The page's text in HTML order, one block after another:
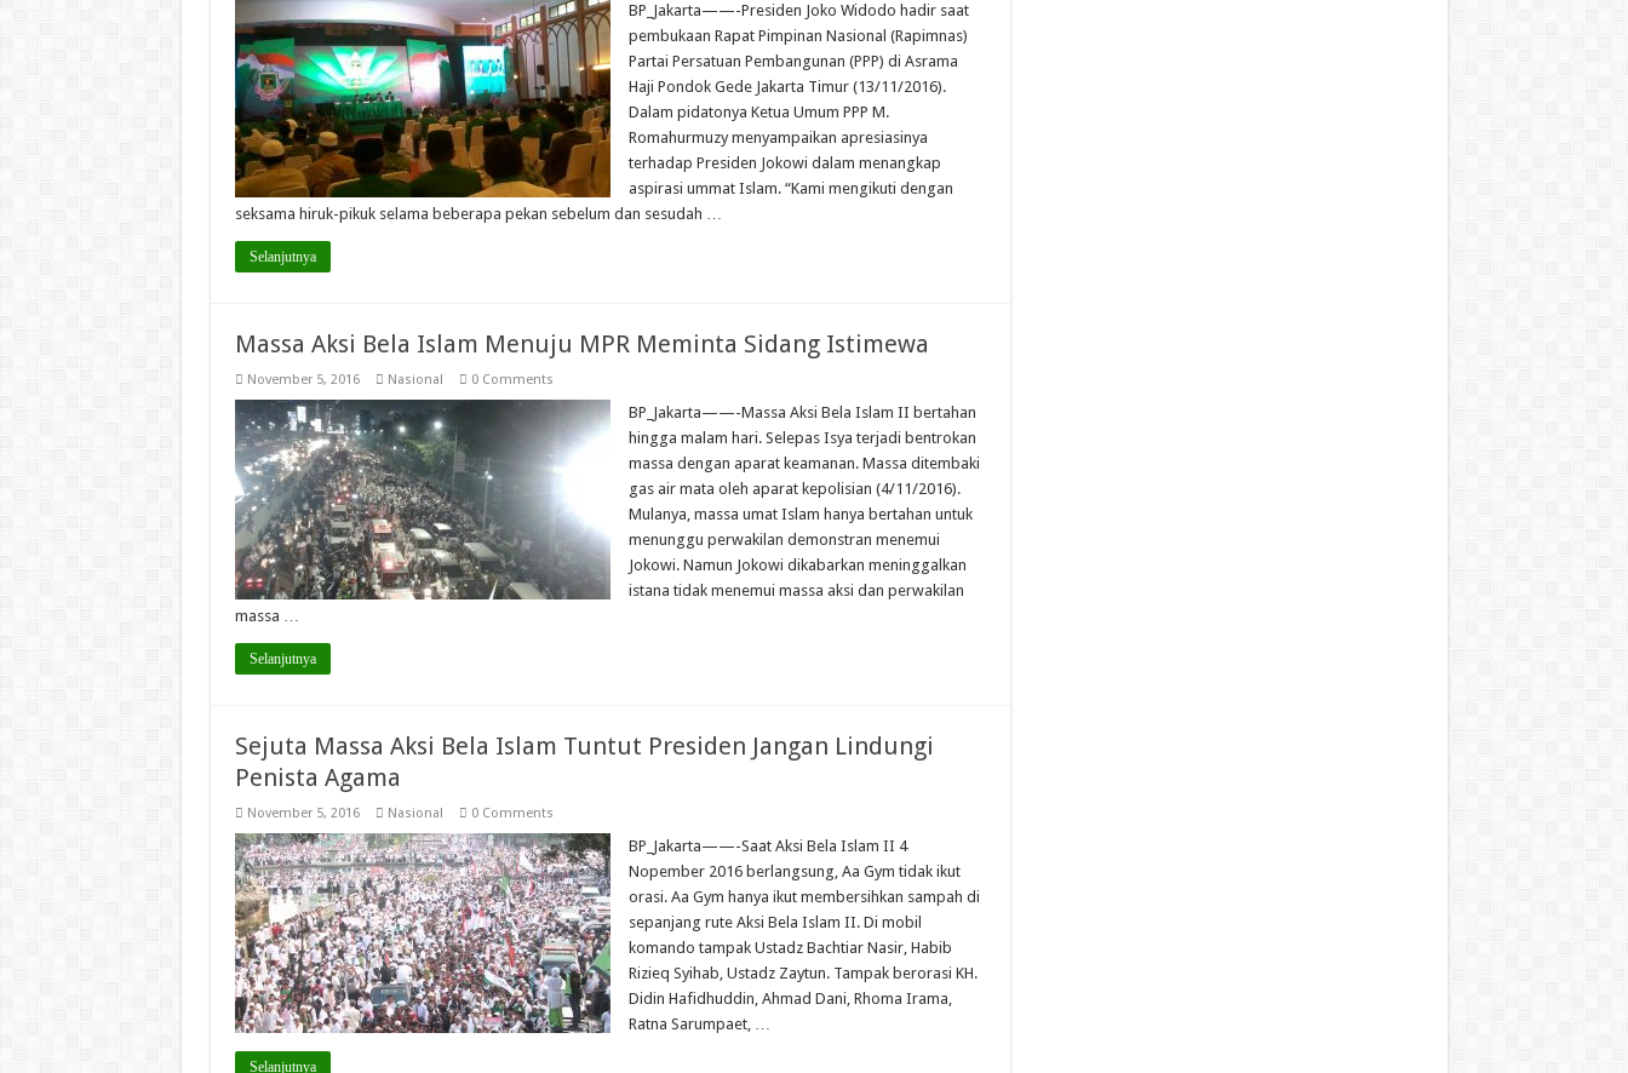
BP_Jakarta——-Presiden Joko Widodo hadir saat
pembukaan Rapat Pimpinan Nasional (Rapimnas)
Partai Persatuan Pembangunan (PPP) di Asrama
Haji Pondok Gede Jakarta Timur (13/11/2016).
Dalam pidatonya Ketua Umum PPP M.
Romahurmuzy menyampaikan apresiasinya
terhadap Presiden Jokowi dalam menangkap
aspirasi ummat Islam. “Kami mengikuti dengan
seksama hiruk-pikuk selama beberapa pekan sebelum dan sesudah …
Selanjutnya
Massa Aksi Bela Islam Menuju MPR Meminta Sidang Istimewa
November 5, 2016 Nasional 0 Comments
BP_Jakarta——-Massa Aksi Bela Islam II bertahan
hingga malam hari. Selepas Isya terjadi bentrokan
massa dengan aparat keamanan. Massa ditembaki
gas air mata oleh aparat kepolisian (4/11/2016).
Mulanya, massa umat Islam hanya bertahan untuk
menunggu perwakilan demonstran menemui
Jokowi. Namun Jokowi dikabarkan meninggalkan
istana tidak menemui massa aksi dan perwakilan
massa …
Selanjutnya
Sejuta Massa Aksi Bela Islam Tuntut Presiden Jangan Lindungi
Penista Agama
November 5, 2016 Nasional 0 Comments
BP_Jakarta——-Saat Aksi Bela Islam II 4
Nopember 2016 berlangsung, Aa Gym tidak ikut
orasi. Aa Gym hanya ikut membersihkan sampah di
sepanjang rute Aksi Bela Islam II. Di mobil
komando tampak Ustadz Bachtiar Nasir, Habib
Rizieq Syihab, Ustadz Zaytun. Tampak berorasi KH.
Didin Hafidhuddin, Ahmad Dani, Rhoma Irama,
Ratna Sarumpaet, …
Selanjutnya